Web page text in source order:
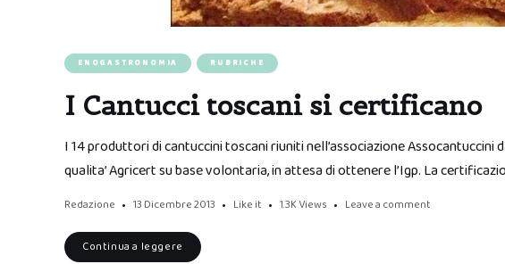
ENOGASTRONOMIA RUBRICHE
I Cantucci toscani si certificano
I 14 produttori di cantuccini toscani riuniti nell’associazione
qualita’ Agricert su base volontaria, in attesa di ottenere l’Igp. La
Redazione 13 Dicembre 2013 Like it 1.3K Views Leave a comment
Continua a leggere